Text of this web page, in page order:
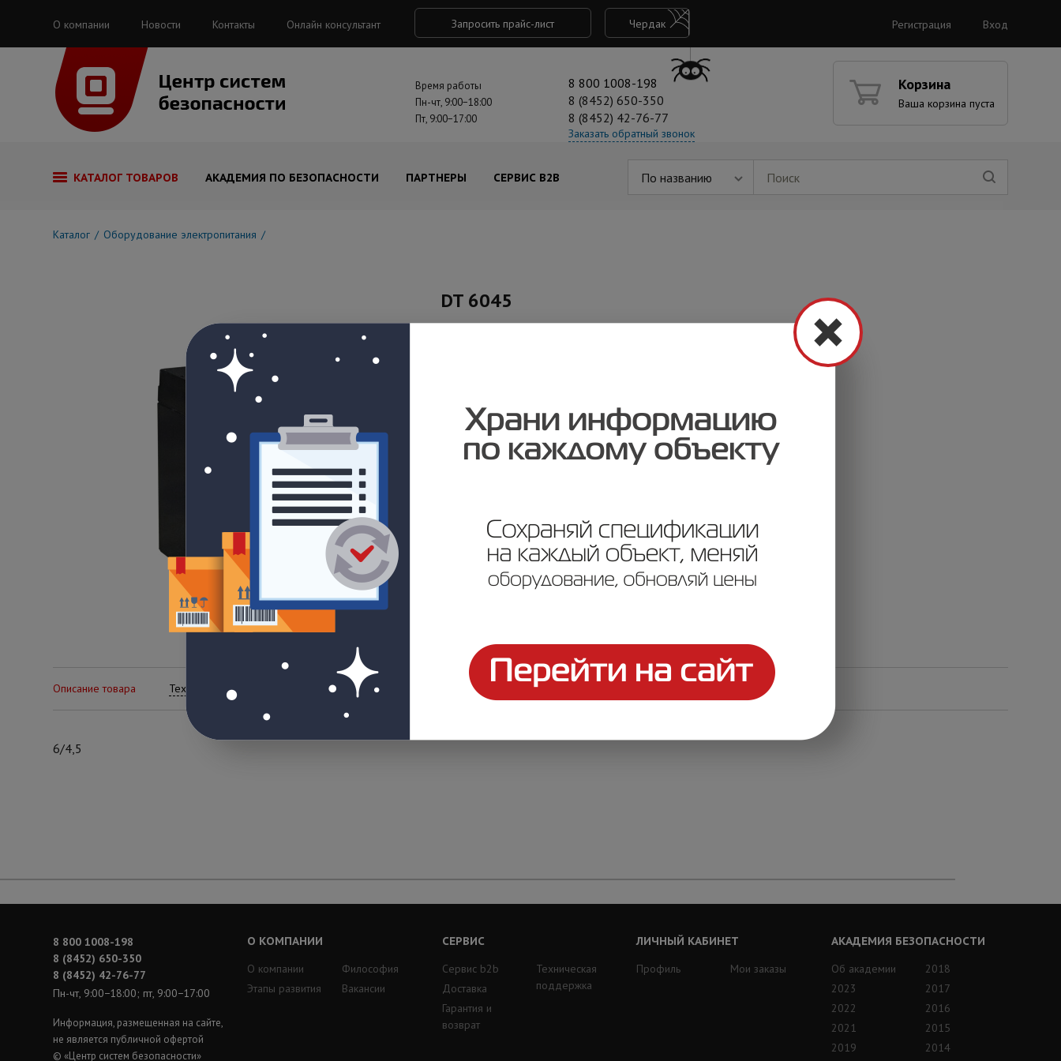
О компании Новости Контакты Онлайн консультант Запросить прайс-лист Чердак Регистрация Вход
Время работы
Пн-чт, 9:00−18:00
Пт, 9:00−17:00
8 800 1008-198
8 (8452) 650-350
8 (8452) 42-76-77
Заказать обратный звонок
Корзина
Ваша корзина пуста
КАТАЛОГ ТОВАРОВ АКАДЕМИЯ ПО БЕЗОПАСНОСТИ ПАРТНЕРЫ СЕРВИС B2B По названию
Каталог Оборудование электропитания
DT 6045
Описание товара Технические характеристики Сертификаты и паспорта
6/4,5
8 800 1008-198
8 (8452) 650-350
8 (8452) 42-76-77
Пн-чт, 9:00−18:00; пт, 9:00−17:00
Информация, размещенная на сайте,
не является публичной офертой
© «Центр систем безопасности»
О КОМПАНИИ
О компании
Этапы развития
Философия
Вакансии
СЕРВИС
Сервис b2b
Доставка
Гарантия и
возврат
Техническая
поддержка
ЛИЧНЫЙ КАБИНЕТ
Профиль
Мои заказы
АКАДЕМИЯ БЕЗОПАСНОСТИ
Об академии
2023
2022
2021
2019
2018
2017
2016
2015
2014